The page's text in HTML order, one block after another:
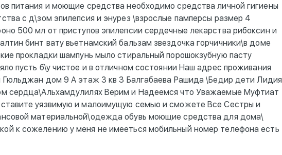
питания и моющие средства необходимо средства личной гигиены
с д\зом эпилепсия и энурез \взрослые памперсы размер 4
500 мл от приступов эпилепсии сердечные лекарства рибоксин и
бинт вату вьетнамский бальзам звездочка горчичники\в доме
прокладки шампунь мыло стиральный порошокзубную пасту
пусть б\у чистое и в отличном состоянии Наш адрес проживания
Гюльджан дом 9 А этаж 3 кв 3 Балгабаева Рашида \Бедир дети Лидия
сердца\Альхамдулилях Верим и Надеемся что Уважаемые Муфтиат
уязвимую и малоимущую семью и сможете Все Сестры и
материальной\одежда обувь моющие средства для дома\
к сожелению у меня не имееться мобильный номер телефона есть